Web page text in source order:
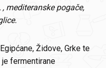
mediteranske pogače,
Židove, Grke te
fermentirane